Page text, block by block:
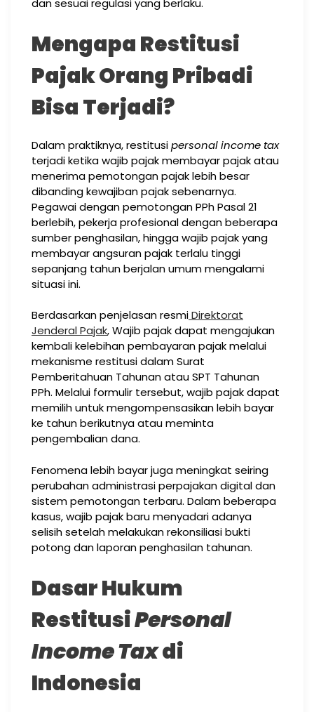
dan sesuai regulasi yang berlaku.
Mengapa Restitusi
Pajak Orang Pribadi
Bisa Terjadi?
Dalam praktiknya, restitusipersonal income tax
terjadi ketika wajib pajak membayar pajak atau
menerima pemotongan pajak lebih besar
dibanding kewajiban pajak sebenarnya.
Pegawai dengan pemotongan PPh Pasal 21
berlebih, pekerja profesional dengan beberapa
sumber penghasilan, hingga wajib pajak yang
membayar angsuran pajak terlalu tinggi
sepanjang tahun berjalan umum mengalami
situasi ini.
Berdasarkan penjelasan resmiDirektorat
Jenderal Pajak, Wajib pajak dapat mengajukan
kembali kelebihan pembayaran pajak melalui
mekanisme restitusi dalam Surat
Pemberitahuan Tahunan atau SPT Tahunan
PPh. Melalui formulir tersebut, wajib pajak dapat
memilih untuk mengompensasikan lebih bayar
ke tahun berikutnya atau meminta
pengembalian dana.
Fenomena lebih bayar juga meningkat seiring
perubahan administrasi perpajakan digital dan
sistem pemotongan terbaru. Dalam beberapa
kasus, wajib pajak baru menyadari adanya
selisih setelah melakukan rekonsiliasi bukti
potong dan laporan penghasilan tahunan.
Dasar Hukum
RestitusiPersonal
Income Taxdi
Indonesia